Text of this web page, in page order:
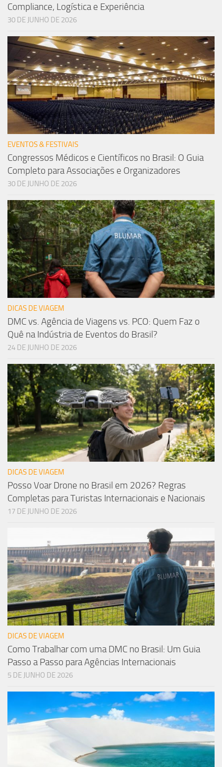
Compliance, Logística e Experiência
30 DE JUNHO DE 2026
EVENTOS & FESTIVAIS
Congressos Médicos e Científicos no Brasil: O Guia
Completo para Associações e Organizadores
30 DE JUNHO DE 2026
DICAS DE VIAGEM
DMC vs. Agência de Viagens vs. PCO: Quem Faz o
Quê na Indústria de Eventos do Brasil?
24 DE JUNHO DE 2026
DICAS DE VIAGEM
Posso Voar Drone no Brasil em 2026? Regras
Completas para Turistas Internacionais e Nacionais
17 DE JUNHO DE 2026
DICAS DE VIAGEM
Como Trabalhar com uma DMC no Brasil: Um Guia
Passo a Passo para Agências Internacionais
5 DE JUNHO DE 2026